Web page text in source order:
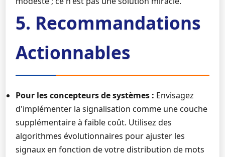
5. Recommandations
Actionnables
Pour les concepteurs de systèmes : Envisagez
d'implémenter la signalisation comme une couche
supplémentaire à faible coût. Utilisez des
algorithmes évolutionnaires pour ajuster les
signaux en fonction de votre distribution de mots